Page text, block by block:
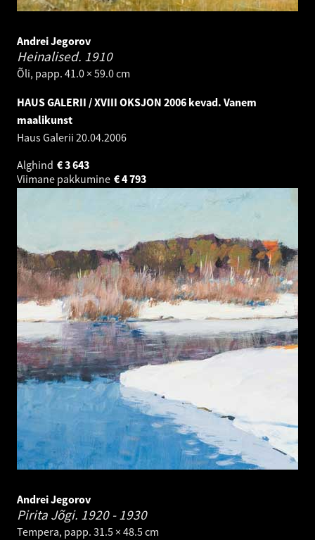
Andrei Jegorov
Heinalised. 1910
Õli, papp. 41.0 × 59.0 cm
HAUS GALERII / XVIII OKSJON 2006 kevad. Vanem
maalikunst
Haus Galerii 20.04.2006
Alghind
3 643
€
Viimane pakkumine
4 793
€
Andrei Jegorov
Pirita Jõgi. 1920 - 1930
Tempera, papp. 31.5 × 48.5 cm